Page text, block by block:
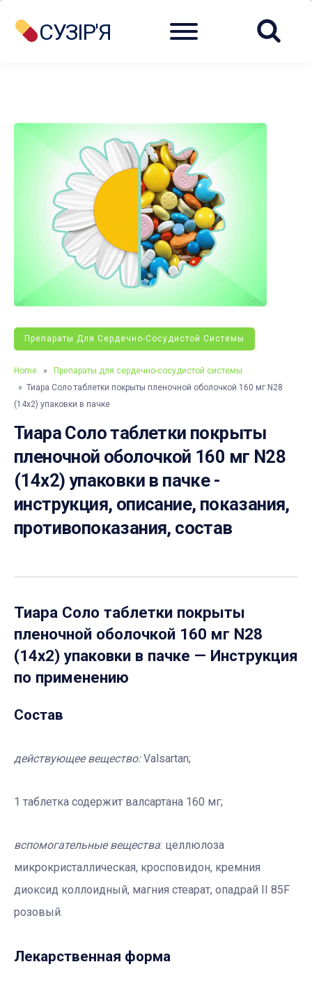
СУЗІР'Я Menu
Препараты Для Сердечно-Сосудистой Системы
Home »
Препараты для сердечно-сосудистой системы
» Тиара Соло таблетки покрыты пленочной оболочкой 160 мг N28
(14х2) упаковки в пачке
Тиара Соло таблетки покрыты
пленочной оболочкой 160 мг N28
(14х2) упаковки в пачке -
инструкция, описание, показания,
противопоказания, состав
Тиара Соло таблетки покрыты
пленочной оболочкой 160 мг N28
(14х2) упаковки в пачке — Инструкция
по применению
Состав
действующее вещество:Valsartan;
1 таблетка содержит валсартана 160 мг;
вспомогательные вещества: целлюлоза
микрокристаллическая, кросповидон, кремния
диоксид коллоидный, магния стеарат, опадрай II 85F
розовый.
Лекарственная форма